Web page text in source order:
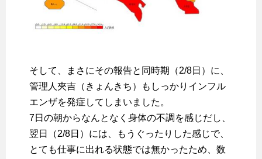
そして、まさにその報告と同時期（2/8日）に、
管理人夾吉（きょんきち）もしっかりインフル
エンザを発症してしまいました。
7日の朝からなんとなく身体の不調を感じだし、
翌日（2/8日）には、もうぐったりした感じで、
とても仕事に出れる状態では無かったため、数